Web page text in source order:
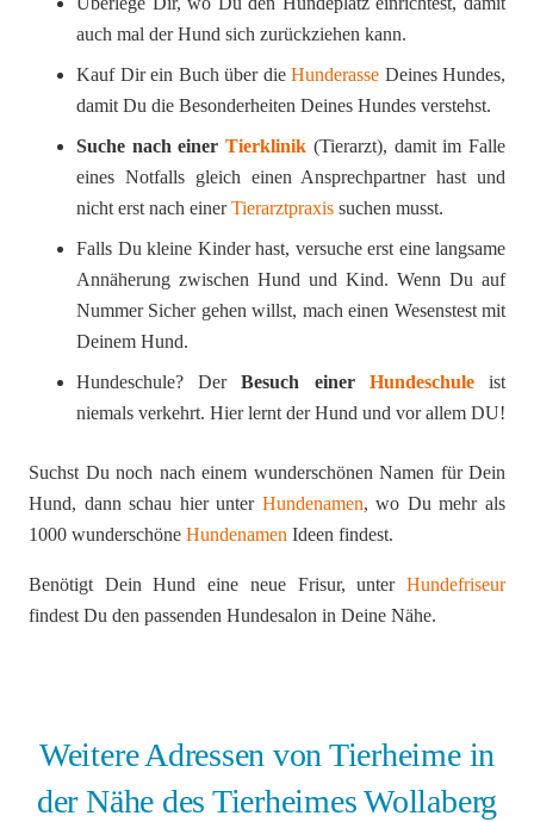
auch mal der Hund sich zurückziehen kann.
Kauf Dir ein Buch über die Hunderasse Deines Hundes,
damit Du die Besonderheiten Deines Hundes verstehst.
Suche nach einerTierklinik (Tierarzt), damit im Falle
eines Notfalls gleich einen Ansprechpartner hast und
nicht erst nach einerTierarztpraxis suchen musst.
Falls Du kleine Kinder hast, versuche erst eine langsame
Annäherung zwischen Hund und Kind. Wenn Du auf
Nummer Sicher gehen willst, mach einen Wesenstest mit
Deinem Hund.
Hundeschule? DerBesuch einer Hundeschule
ist
niemals verkehrt. Hier lernt der Hund und vor allem DU!
Suchst Du noch nach einem wunderschönen Namen für Dein
Hund, dann schau hier unter Hundenamen, wo Du mehr als
1000 wunderschöne Hundenamen Ideen findest.
Benötigt Dein Hund eine neue Frisur, unter Hundefriseur
findest Du den passenden Hundesalon in Deine Nähe.
Weitere Adressen von Tierheime in
der Nähe des Tierheimes Wollaberg